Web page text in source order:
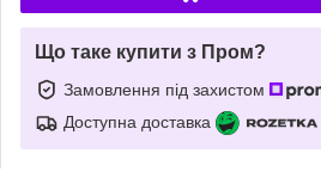
Що таке купити з Пром?
Замовлення під захистом
Доступна доставка